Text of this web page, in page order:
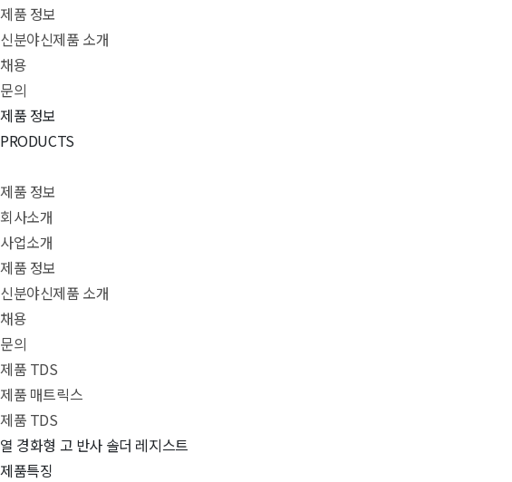
제품 정보
신분야신제품 소개
채용
문의
제품 정보
PRODUCTS
제품 정보
회사소개
사업소개
제품 정보
신분야신제품 소개
채용
문의
제품 TDS
제품 매트릭스
제품 TDS
열 경화형 고 반사 솔더 레지스트
제품특징